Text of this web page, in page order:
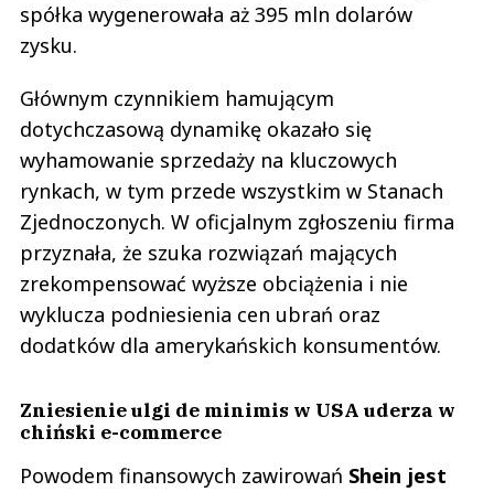
spółka wygenerowała aż 395 mln dolarów
zysku.
Głównym czynnikiem hamującym
dotychczasową dynamikę okazało się
wyhamowanie sprzedaży na kluczowych
rynkach, w tym przede wszystkim w Stanach
Zjednoczonych. W oficjalnym zgłoszeniu firma
przyznała, że szuka rozwiązań mających
zrekompensować wyższe obciążenia i nie
wyklucza podniesienia cen ubrań oraz
dodatków dla amerykańskich konsumentów.
Zniesienie ulgi de minimis w USA uderza w
chiński e-commerce
Powodem finansowych zawirowań Shein jest